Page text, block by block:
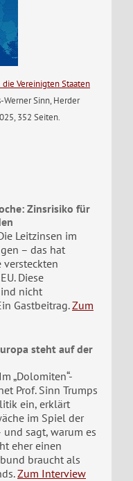
die Vereinigten Staaten
Werner Sinn, Herder
352 Seiten.
Zinsrisiko für
Leitzinsen im
– das hat
Diese
nicht
Gastbeitrag.Zum
steht auf der
Im „Dolomiten“-
Prof. Sinn Trumps
ein, erklärt
im Spiel der
und sagt, warum es
eher einen
braucht als
Zum Interview